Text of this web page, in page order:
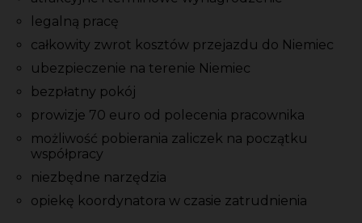
legalną pracę
całkowity zwrot kosztów przejazdu do Niemiec
ubezpieczenie na terenie Niemiec
bezpłatny pokój
prowizje 70 euro od polecenia pracownika
możliwość pobierania zaliczek na początku
współpracy
niezbędne narzędzia
opiekę koordynatora w czasie zatrudnienia